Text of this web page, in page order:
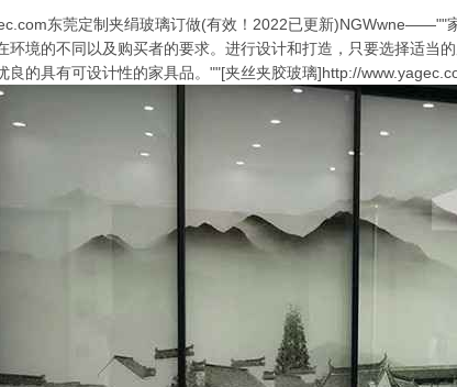
东莞定制夹绢玻璃订做(有效！2022已更新
环境的不同以及购买者的要求。进行设计和打造，只要选择适当
良的具有可设计性的家具品。""[夹丝夹胶玻璃]http://